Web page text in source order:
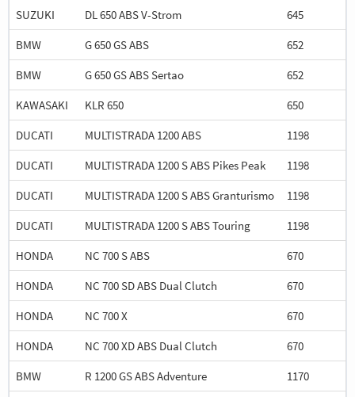
SUZUKI
DL 650 ABS V-Strom
645
BMW
G 650 GS ABS
652
BMW
G 650 GS ABS Sertao
652
KAWASAKI
KLR 650
650
DUCATI
MULTISTRADA 1200 ABS
1198
DUCATI
MULTISTRADA 1200 S ABS Pikes Peak
1198
DUCATI
MULTISTRADA 1200 S ABS Granturismo
1198
DUCATI
MULTISTRADA 1200 S ABS Touring
1198
HONDA
NC 700 S ABS
670
HONDA
NC 700 SD ABS Dual Clutch
670
HONDA
NC 700 X
670
HONDA
NC 700 XD ABS Dual Clutch
670
BMW
R 1200 GS ABS Adventure
1170